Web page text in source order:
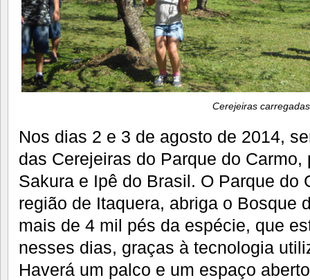
Cerejeiras carregadas
Nos dias 2 e 3 de agosto de 2014,
das Cerejeiras do Parque do Carmo,
Sakura e Ipê do Brasil. O Parque do
região de Itaquera, abriga o Bosque
mais de 4 mil pés da espécie, que
nesses dias, graças à tecnologia
Haverá um palco e um espaço